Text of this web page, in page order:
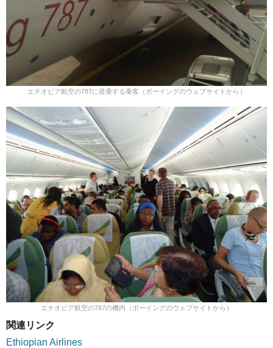
エチオピア航空の787に搭乗する乗客（ボーイングのウェブサイトから）
エチオピア航空の787の機内（ボーイングのウェブサイトから）
関連リンク
Ethiopian Airlines